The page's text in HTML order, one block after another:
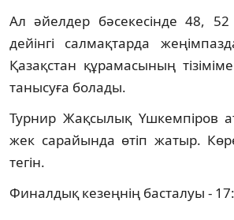
Ал әйелдер бәсекесінде 48,
дейінгі салмақтарда
Қазақстан құрамасының
танысуға болады.
Турнир Жақсылық Үшкемпіров
жек сарайында өтіп жатыр.
тегін.
Финалдық кезеңнің басталуы -